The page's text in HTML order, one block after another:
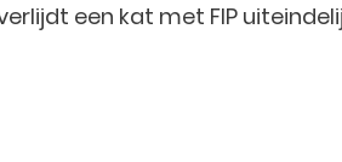
een kat met FIP